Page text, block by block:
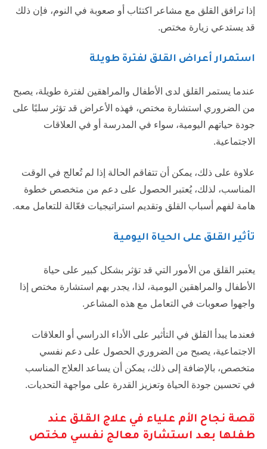
إذا ترافق القلق مع مشاعر اكتئاب أو صعوبة في النوم، فإن ذلك
قد يستدعي زيارة مختص.
استمرار أعراض القلق لفترة طويلة
عندما يستمر القلق لدى الأطفال والمراهقين لفترة طويلة، يصبح
من الضروري استشارة مختص، فهذه الأعراض قد تؤثر سلبًا على
جودة حياتهم اليومية، سواء في المدرسة أو في العلاقات
الاجتماعية.
علاوة على ذلك، يمكن أن تتفاقم الحالة إذا لم تُعالج في الوقت
المناسب، لذلك، يُعتبر الحصول على دعم من متخصص خطوة
هامة لفهم أسباب القلق وتقديم استراتيجيات فعّالة للتعامل معه.
تأثير القلق على الحياة اليومية
يعتبر القلق من الأمور التي قد تؤثر بشكل كبير على حياة
الأطفال والمراهقين اليومية، لذا، يجدر بهم استشارة مختص إذا
واجهوا صعوبات في التعامل مع هذه المشاعر.
فعندما يبدأ القلق في التأثير على الأداء الدراسي أو العلاقات
الاجتماعية، يصبح من الضروري الحصول على دعم نفسي
متخصص، بالإضافة إلى ذلك، يمكن أن يساعد العلاج المناسب
في تحسين جودة الحياة وتعزيز القدرة على مواجهة التحديات.
قصة نجاح الأم علياء في علاج القلق عند
طفلها بعد استشارة معالج نفسي مختص